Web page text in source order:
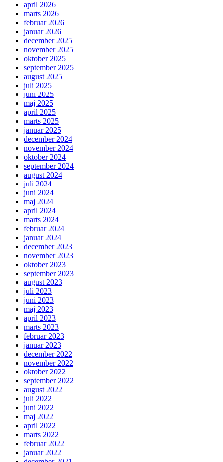
april 2026
marts 2026
februar 2026
januar 2026
december 2025
november 2025
oktober 2025
september 2025
august 2025
juli 2025
juni 2025
maj 2025
april 2025
marts 2025
januar 2025
december 2024
november 2024
oktober 2024
september 2024
august 2024
juli 2024
juni 2024
maj 2024
april 2024
marts 2024
februar 2024
januar 2024
december 2023
november 2023
oktober 2023
september 2023
august 2023
juli 2023
juni 2023
maj 2023
april 2023
marts 2023
februar 2023
januar 2023
december 2022
november 2022
oktober 2022
september 2022
august 2022
juli 2022
juni 2022
maj 2022
april 2022
marts 2022
februar 2022
januar 2022